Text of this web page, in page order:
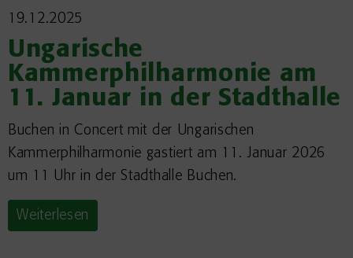
19.12.2025
Ungarische
Kammerphilharmonie am
11. Januar in der Stadthalle
Buchen in Concert mit der Ungarischen
Kammerphilharmonie gastiert am 11. Januar 2026
um 11 Uhr in der Stadthalle Buchen.
Weiterlesen